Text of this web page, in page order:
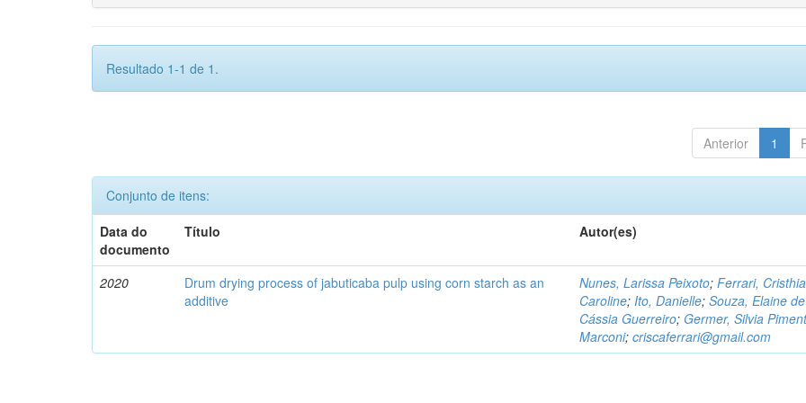
Resultado 1-1 de 1.
Anterior 1
Conjunto de itens:
Data do
documento
Título Autor(es)
2020
Drum drying process of jabuticaba pulp using corn starch as an
additive
Nunes, Larissa Peixoto;Ferrari,
Caroline;Ito, Danielle;Souza, Elaine de
Cássia Guerreiro; Germer, Silvia
Marconi;criscaferrari@gmail.com